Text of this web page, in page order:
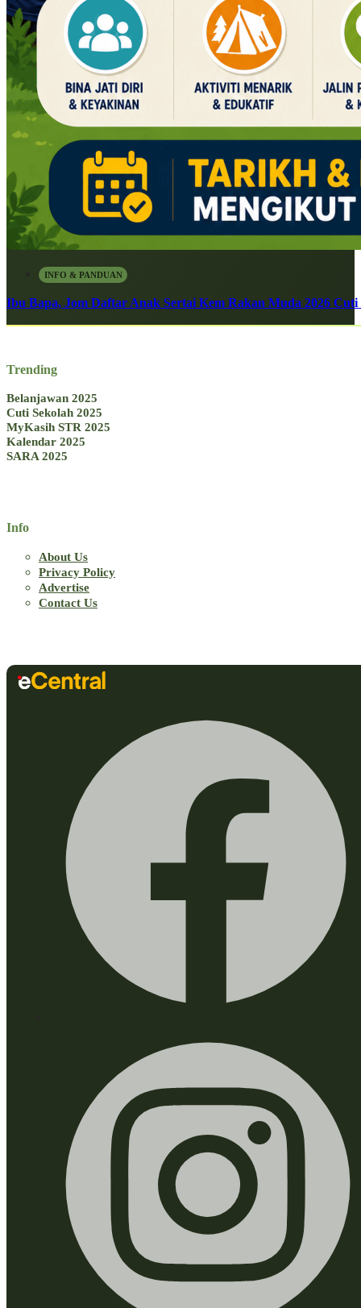
INFO & PANDUAN
Ibu Bapa, Jom Daftar Anak Sertai Kem Rakan Muda 2026
Trending
Belanjawan 2025
Cuti Sekolah 2025
MyKasih STR 2025
Kalendar 2025
SARA 2025
Info
About Us
Privacy Policy
Advertise
Contact Us